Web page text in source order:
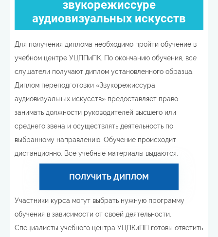
звукорежиссуре
аудиовизуальных искусств
Для получения диплома необходимо пройти обучение в
учебном центре УЦППиПК. По окончанию обучения, все
слушатели получают диплом установленного образца.
Диплом переподготовки «Звукорежиссура
аудиовизуальных искусств» предоставляет право
занимать должности руководителей высшего или
среднего звена и осуществлять деятельность по
выбранному направлению. Обучение происходит
дистанционно. Все учебные материалы выдаются.
ПОЛУЧИТЬ ДИПЛОМ
Участники курса могут выбрать нужную программу
обучения в зависимости от своей деятельности.
Специалисты учебного центра УЦПКиПП готовы ответить